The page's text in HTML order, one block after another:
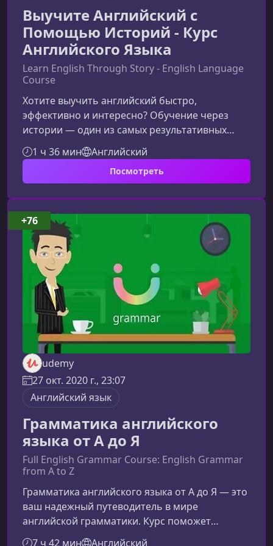
Выучите Английский с
Помощью Историй - Курс
Английского Языка
Learn English Through Story - English Language
Course
Хотите выучить английский быстро,
эффективно и интересно? Обучение через
истории — один из самых результативных
методов для развития всех языковых навыков
одновременно. В этом материале вы узнаете,
как устроен курс, какие преимущества дает
английский» помогает легко и естественно
улучшать английский язык.Что представляет
собой метод «Трехсторонний
английский»Метод основан на
последовательном усложнени
1 ч 36 мин Английский
Посмотреть
udemy
27 окт. 2020 г., 23:07
Английский язык
Грамматика английского
языка от А до Я
Full English Grammar Course: English Grammar
from A to Z
Грамматика английского языка от А до Я — это
ваш надежный путеводитель в мире
английской грамматики. Курс поможет
уверенно использовать язык в реальной
7 ч 42 мин Английский
+76